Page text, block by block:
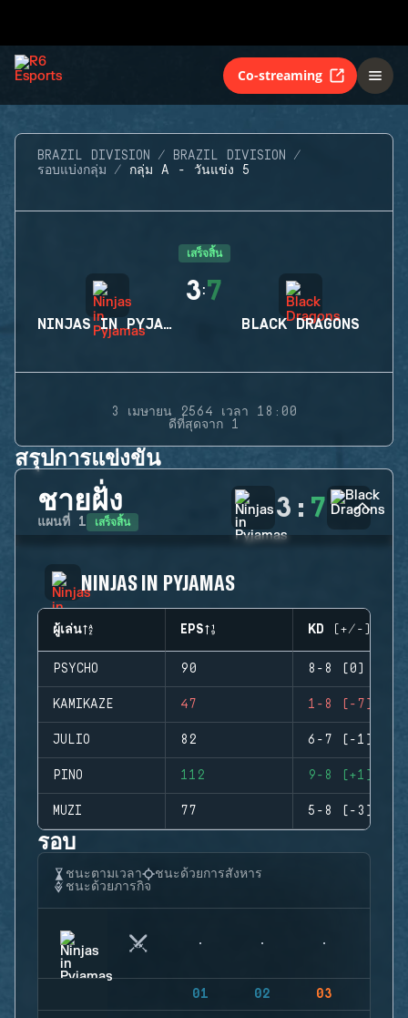
Co-streaming
BRAZIL DIVISION
BRAZIL DIVISION
รอบแบ่งกลุ่ม
กลุ่ม A - วันแข่ง 5
เสร็จสิ้น
NINJAS IN PYJAMAS
3:7
BLACK DRAGONS
3 เมษายน 2564 เวลา 18:00
ดีที่สุดจาก 1
สรุปการแข่งขัน
ชายฝั่ง
แผนที่ 1 เสร็จสิ้น 3 : 7
NINJAS IN PYJAMAS
ผู้เล่น EPS KD (+/-)
PSYCHO 90 8-8 (0)
KAMIKAZE 47 1-8 (-7)
JULIO 82 6-7 (-1)
PINO 112 9-8 (+1)
MUZI 77 5-8 (-3)
รอบ
ชนะตามเวลา
ชนะด้วยการสังหาร
ชนะด้วยภารกิจ
01 02 03